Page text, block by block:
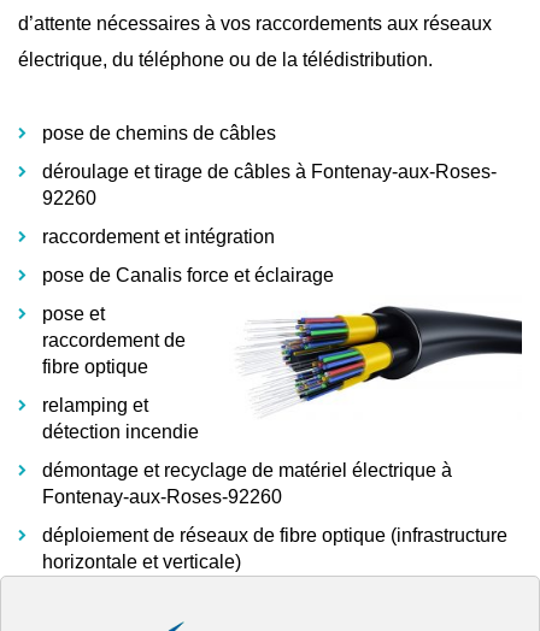
d’attente nécessaires à vos raccordements aux réseaux
électrique, du téléphone ou de la télédistribution.
pose de chemins de câbles
déroulage et tirage de câbles à Fontenay-aux-Roses-
92260
raccordement et intégration
pose de Canalis force et éclairage
pose et
raccordement de
fibre optique
relamping et
détection incendie
démontage et recyclage de matériel électrique à
Fontenay-aux-Roses-92260
déploiement de réseaux de fibre optique (infrastructure
horizontale et verticale)